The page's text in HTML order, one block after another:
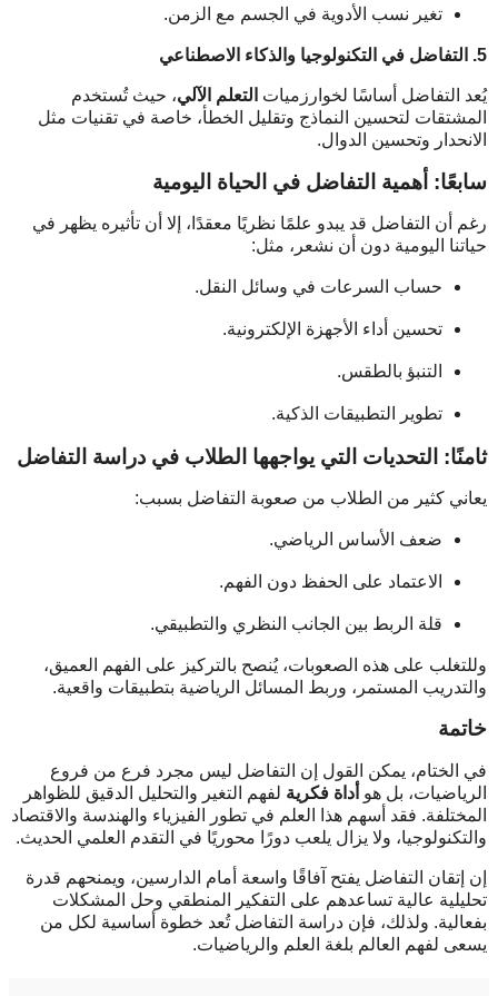
تغير نسب الأدوية في الجسم مع الزمن.
5. التفاضل في التكنولوجيا والذكاء الاصطناعي
يُعد التفاضل أساسًا لخوارزميات التعلم الآلي، حيث تُستخدم
المشتقات لتحسين النماذج وتقليل الخطأ، خاصة في تقنيات مثل
الانحدار وتحسين الدوال.
سابعًا: أهمية التفاضل في الحياة اليومية
رغم أن التفاضل قد يبدو علمًا نظريًا معقدًا، إلا أن تأثيره يظهر في
حياتنا اليومية دون أن نشعر، مثل:
حساب السرعات في وسائل النقل.
تحسين أداء الأجهزة الإلكترونية.
التنبؤ بالطقس.
تطوير التطبيقات الذكية.
ثامنًا: التحديات التي يواجهها الطلاب في دراسة التفاضل
يعاني كثير من الطلاب من صعوبة التفاضل بسبب:
ضعف الأساس الرياضي.
الاعتماد على الحفظ دون الفهم.
قلة الربط بين الجانب النظري والتطبيقي.
وللتغلب على هذه الصعوبات، يُنصح بالتركيز على الفهم العميق،
والتدريب المستمر، وربط المسائل الرياضية بتطبيقات واقعية.
خاتمة
في الختام، يمكن القول إن التفاضل ليس مجرد فرع من فروع
الرياضيات، بل هو أداة فكرية لفهم التغير والتحليل الدقيق للظواهر
المختلفة. فقد أسهم هذا العلم في تطور الفيزياء والهندسة والاقتصاد
والتكنولوجيا، ولا يزال يلعب دورًا محوريًا في التقدم العلمي الحديث.
إن إتقان التفاضل يفتح آفاقًا واسعة أمام الدارسين، ويمنحهم قدرة
تحليلية عالية تساعدهم على التفكير المنطقي وحل المشكلات
بفعالية. ولذلك، فإن دراسة التفاضل تُعد خطوة أساسية لكل من
يسعى لفهم العالم بلغة العلم والرياضيات.